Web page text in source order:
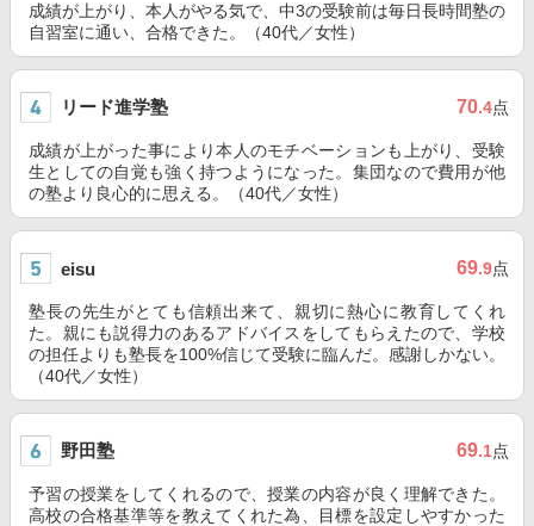
成績が上がり、本人がやる気で、中3の受験前は毎日長時間塾の
自習室に通い、合格できた。（40代／女性）
リード進学塾 70.4点
成績が上がった事により本人のモチベーションも上がり、受験
生としての自覚も強く持つようになった。集団なので費用が他
の塾より良心的に思える。（40代／女性）
eisu 69.9点
塾長の先生がとても信頼出来て、親切に熱心に教育してくれ
た。親にも説得力のあるアドバイスをしてもらえたので、学校
の担任よりも塾長を100%信じて受験に臨んだ。感謝しかない。
（40代／女性）
野田塾 69.1点
予習の授業をしてくれるので、授業の内容が良く理解できた。
高校の合格基準等を教えてくれた為、目標を設定しやすかった